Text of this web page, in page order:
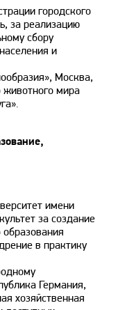
городского
за реализацию
сбору
и
Москва,
мира
имени
за создание
образования
в практику
Германия,
хозяйственная